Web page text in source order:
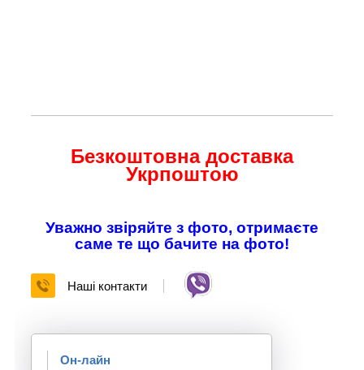
Безкоштовна доставка
Укрпоштою
Уважно звіряйте з фото, отримаєте
саме те що бачите на фото!
Наші контакти
Он-лайн